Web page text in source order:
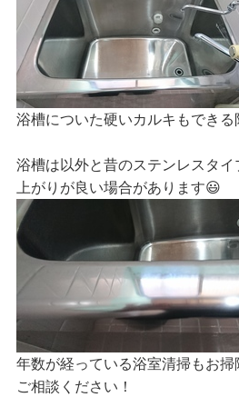
浴槽についた硬いカルキもできる
浴槽は以外と昔のステンレスタ
上がりが良い場合があります😃
年数が経っている浴室清掃もお
ご相談ください！